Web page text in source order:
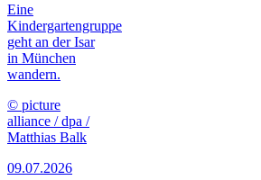
Eine
Kindergartengruppe
geht an der Isar
in München
wandern.
© picture
alliance / dpa /
Matthias Balk
09.07.2026